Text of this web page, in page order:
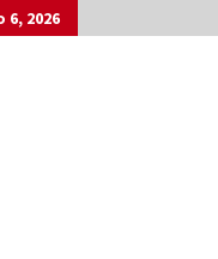
6, 2026